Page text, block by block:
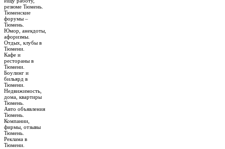
резюме Тюмень.
Тюменские
форумы –
Тюмень.
Юмор, анекдоты,
афоризмы.
Отдых, клубы в
Тюмени.
Кафе и
рестораны в
Тюмени.
Боулинг и
бильярд в
Тюмени.
Недвижимость,
дома, квартиры
Тюмень.
Авто объявления
Тюмень.
Компании,
фирмы, отзывы
Тюмень.
Реклама в
Тюмени.